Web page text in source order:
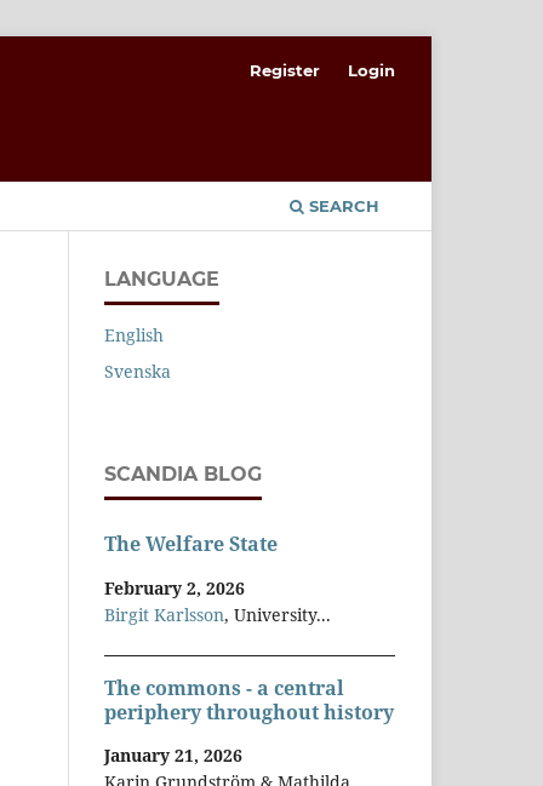
SEARCH
Register Login
LANGUAGE
English
Svenska
SCANDIA BLOG
The Welfare State
February 2, 2026
Birgit Karlsson, University...
The commons - a central
periphery throughout history
January 21, 2026